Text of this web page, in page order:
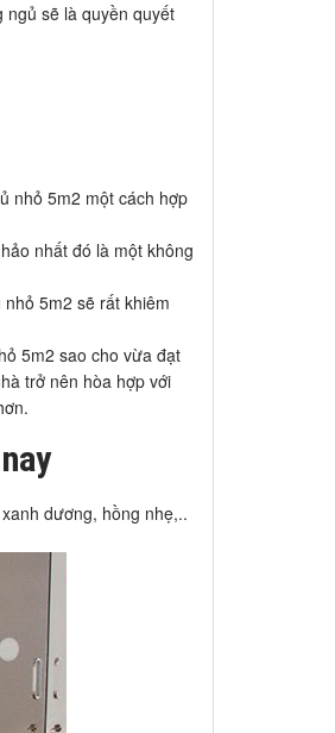
sẽ là quyền quyết
nhỏ 5m2 một cách hợp
nhất đó là một không
5m2 sẽ rất khiêm
5m2 sao cho vừa đạt
trở nên hòa hợp với
dương, hồng nhẹ,..